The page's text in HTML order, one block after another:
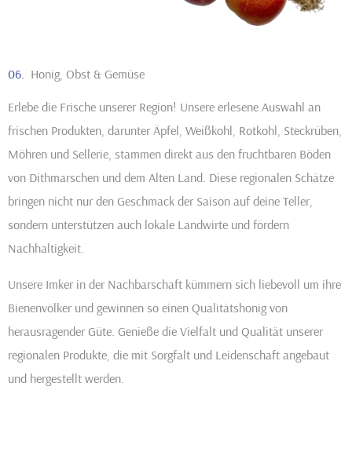
06. Honig, Obst & Gemüse
Erlebe die Frische unserer Region! Unsere erlesene Auswahl an
frischen Produkten, darunter Äpfel, Weißkohl, Rotkohl, Steckrüben,
Möhren und Sellerie, stammen direkt aus den fruchtbaren Böden
von Dithmarschen und dem Alten Land. Diese regionalen Schätze
bringen nicht nur den Geschmack der Saison auf deine Teller,
sondern unterstützen auch lokale Landwirte und fördern
Nachhaltigkeit.
Unsere Imker in der Nachbarschaft kümmern sich liebevoll um ihre
Bienenvölker und gewinnen so einen Qualitätshonig von
herausragender Güte. Genieße die Vielfalt und Qualität unserer
regionalen Produkte, die mit Sorgfalt und Leidenschaft angebaut
und hergestellt werden.